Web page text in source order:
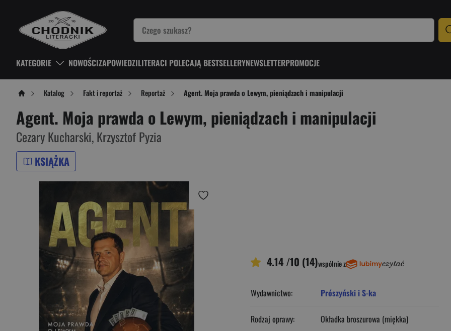
KATEGORIE NOWOŚCIZAPOWIEDZILITERACI POLECAJĄ BESTSELLERYNEWSLETTERPROMOCJE
Katalog Fakt i reportaż Reportaż Agent. Moja prawda o Lewym, pieniądzach i manipulacji
Agent. Moja prawda o Lewym, pieniądzach i manipulacji
Cezary Kucharski,Krzysztof Pyzia
KSIĄŻKA
4.14 /10 (14)wspólnie z
Wydawnictwo: Prószyński i S-ka
Rodzaj oprawy: Okładka broszurowa (miękka)